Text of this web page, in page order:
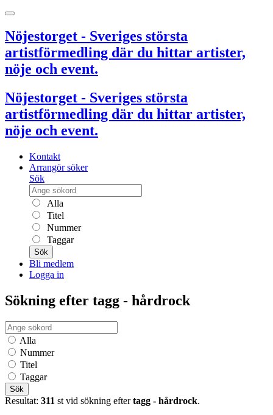
Nöjestorget - Sveriges största
artistförmedling där du hittar artister,
nöje och event.
Nöjestorget - Sveriges största
artistförmedling där du hittar artister,
nöje och event.
Kontakt
Arrangör söker
Sök
Alla
Titel
Nummer
Taggar
Sök
Bli medlem
Logga in
Sökning efter tagg - hårdrock
Alla
Nummer
Titel
Taggar
Sök
Resultat: 311 st vid sökning eftertagg - hårdrock.